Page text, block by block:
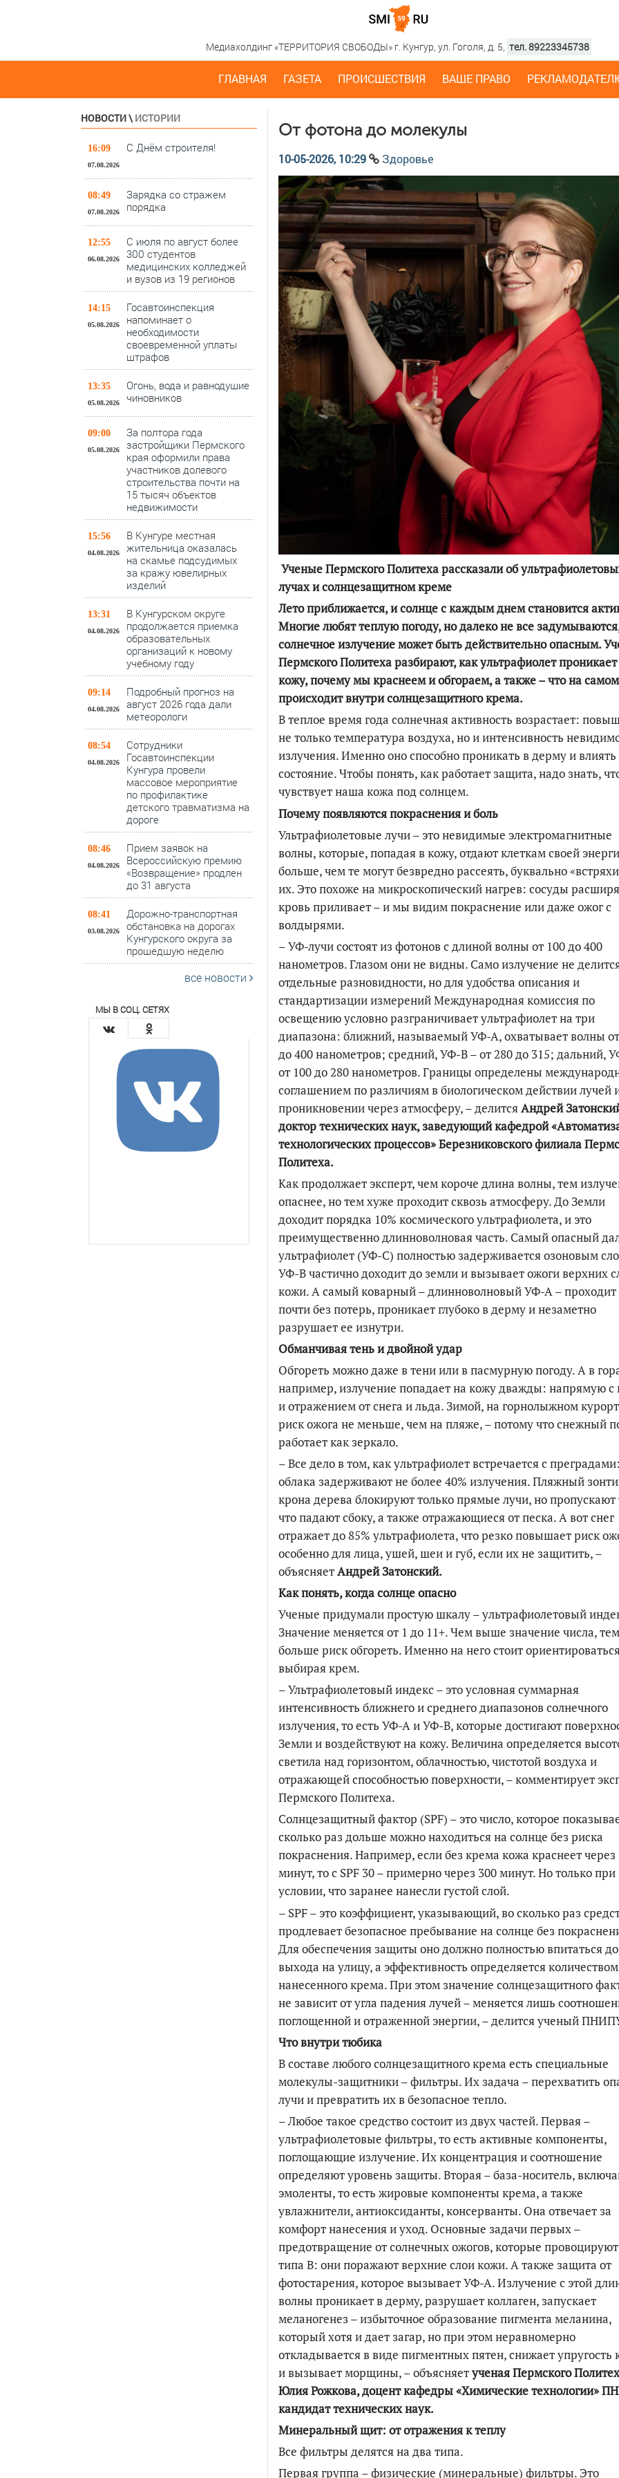
Медиахолдинг «ТЕРРИТОРИЯ СВОБОДЫ» г. Кунгур, ул. Гоголя, д. 5, тел. 89223345738
ГЛАВНАЯ ГАЗЕТА ПРОИСШЕСТВИЯ ВАШЕ ПРАВО
НОВОСТИ\ ИСТОРИИ
16:09
07.08.2026
С Днём строителя!
08:49
07.08.2026
Зарядка со стражем
порядка
12:55
06.08.2026
С июля по август более
300 студентов
медицинских колледжей
и вузов из 19 регионов
14:15
05.08.2026
Госавтоинспекция
напоминает о
необходимости
своевременной уплаты
штрафов
13:35
05.08.2026
Огонь, вода и равнодушие
чиновников
09:00
05.08.2026
За полтора года
застройщики Пермского
края оформили права
участников долевого
строительства почти на
15 тысяч объектов
недвижимости
15:56
04.08.2026
В Кунгуре местная
жительница оказалась
на скамье подсудимых
за кражу ювелирных
изделий
13:31
04.08.2026
В Кунгурском округе
продолжается приемка
образовательных
организаций к новому
учебному году
09:14
04.08.2026
Подробный прогноз на
август 2026 года дали
метеорологи
08:54
04.08.2026
Сотрудники
Госавтоинспекции
Кунгура провели
массовое мероприятие
по профилактике
детского травматизма на
дороге
08:46
04.08.2026
Прием заявок на
Всероссийскую премию
«Возвращение» продлен
до 31 августа
08:41
03.08.2026
Дорожно-транспортная
обстановка на дорогах
Кунгурского округа за
прошедшую неделю
все новости
МЫ В СОЦ. СЕТЯХ
От фотона до молекулы
10-05-2026, 10:29 Здоровье
Ученые Пермского Политеха рассказали об
лучах и солнцезащитном креме
Лето приближается, и солнце с каждым днем становится
Многие любят теплую погоду, но далеко не все
солнечное излучение может быть действительно опасным.
Пермского Политеха разбирают, как ультрафиолет
кожу, почему мы краснеем и обгораем, а также – что на
происходит внутри солнцезащитного крема.
В теплое время года солнечная активность возрастает:
не только температура воздуха, но и интенсивность
излучения. Именно оно способно проникать в дерму и влиять
состояние. Чтобы понять, как работает защита, надо знать,
чувствует наша кожа под солнцем.
Почему появляются покраснения и боль
Ультрафиолетовые лучи – это невидимые электромагнитные
волны, которые, попадая в кожу, отдают клеткам своей
больше, чем те могут безвредно рассеять, буквально
их. Это похоже на микроскопический нагрев: сосуды
кровь приливает – и мы видим покраснение или даже ожог с
волдырями.
– УФ-лучи состоят из фотонов с длиной волны от 100 до 400
нанометров. Глазом они не видны. Само излучение не
отдельные разновидности, но для удобства описания и
стандартизации измерений Международная комиссия по
освещению условно разграничивает ультрафиолет на три
диапазона: ближний, называемый УФ-А, охватывает волны
до 400 нанометров; средний, УФ-В – от 280 до 315; дальний,
от 100 до 280 нанометров. Границы определены
соглашением по различиям в биологическом действии лучей
проникновении через атмосферу, – делитсяАндрей
доктор технических наук, заведующий кафедрой
технологических процессов» Березниковского филиала
Политеха.
Как продолжает эксперт, чем короче длина волны, тем
опаснее, но тем хуже проходит сквозь атмосферу. До Земли
доходит порядка 10% космического ультрафиолета, и это
преимущественно длинноволновая часть. Самый опасный
ультрафиолет (УФ-С) полностью задерживается озоновым
УФ-В частично доходит до земли и вызывает ожоги верхних
кожи. А самый коварный – длинноволновый УФ-А – проходит
почти без потерь, проникает глубоко в дерму и незаметно
разрушает ее изнутри.
Обманчивая тень и двойной удар
Обгореть можно даже в тени или в пасмурную погоду. А в
например, излучение попадает на кожу дважды: напрямую с
и отражением от снега и льда. Зимой, на горнолыжном
риск ожога не меньше, чем на пляже, – потому что снежный
работает как зеркало.
– Все дело в том, как ультрафиолет встречается с преградами:
облака задерживают не более 40% излучения. Пляжный
крона дерева блокируют только прямые лучи, но пропускают
что падают сбоку, а также отражающиеся от песка. А вот снег
отражает до 85% ультрафиолета, что резко повышает риск
особенно для лица, ушей, шеи и губ, если их не защитить, –
объясняетАндрей Затонский.
Как понять, когда солнце опасно
Ученые придумали простую шкалу – ультрафиолетовый
Значение меняется от 1 до 11+. Чем выше значение числа, тем
больше риск обгореть. Именно на него стоит
выбирая крем.
– Ультрафиолетовый индекс – это условная суммарная
интенсивность ближнего и среднего диапазонов солнечного
излучения, то есть УФ-А и УФ-В, которые достигают
Земли и воздействуют на кожу. Величина определяется
светила над горизонтом, облачностью, чистотой воздуха и
отражающей способностью поверхности, – комментирует
Пермского Политеха.
Солнцезащитный фактор (SPF) – это число, которое
сколько раз дольше можно находиться на солнце без риска
покраснения. Например, если без крема кожа краснеет через
минут, то с SPF 30 – примерно через 300 минут. Но только при
условии, что заранее нанесли густой слой.
– SPF – это коэффициент, указывающий, во сколько раз
продлевает безопасное пребывание на солнце без
Для обеспечения защиты оно должно полностью впитаться до
выхода на улицу, а эффективность определяется количеством
нанесенного крема. При этом значение солнцезащитного
не зависит от угла падения лучей – меняется лишь
поглощенной и отраженной энергии, – делится ученый
Что внутри тюбика
В составе любого солнцезащитного крема есть специальные
молекулы-защитники – фильтры. Их задача – перехватить
лучи и превратить их в безопасное тепло.
– Любое такое средство состоит из двух частей. Первая –
ультрафиолетовые фильтры, то есть активные компоненты,
поглощающие излучение. Их концентрация и соотношение
определяют уровень защиты. Вторая – база-носитель,
эмоленты, то есть жировые компоненты крема, а также
увлажнители, антиоксиданты, консерванты. Она отвечает за
комфорт нанесения и уход. Основные задачи первых –
предотвращение от солнечных ожогов, которые
типа B: они поражают верхние слои кожи. А также защита от
фотостарения, которое вызывает УФ-А. Излучение с этой
волны проникает в дерму, разрушает коллаген, запускает
меланогенез – избыточное образование пигмента меланина,
который хотя и дает загар, но при этом неравномерно
откладывается в виде пигментных пятен, снижает упругость
и вызывает морщины, – объясняетученая Пермского
Юлия Рожкова, доцент кафедры «Химические технологии»
кандидат технических наук.
Минеральный щит: от отражения к теплу
Все фильтры делятся на два типа.
Первая группа – физические (минеральные) фильтры. Это
По итогам первой